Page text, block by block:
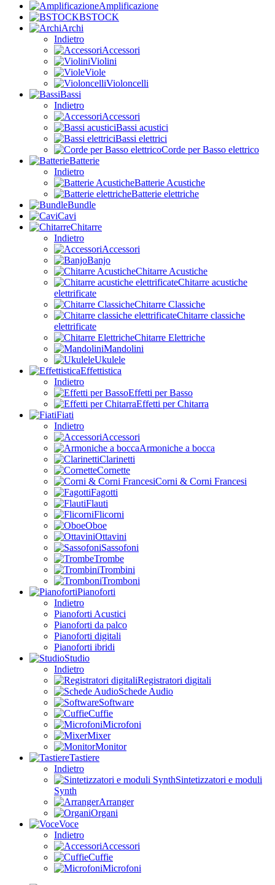
Amplificazione
BSTOCK
Archi
Indietro
Accessori
Violini
Viole
Violoncelli
Bassi
Indietro
Accessori
Bassi acustici
Bassi elettrici
Corde per Basso elettrico
Batterie
Indietro
Batterie Acustiche
Batterie elettriche
Bundle
Cavi
Chitarre
Indietro
Accessori
Banjo
Chitarre Acustiche
Chitarre acustiche
elettrificate
Chitarre Classiche
Chitarre classiche
elettrificate
Chitarre Elettriche
Mandolini
Ukulele
Effettistica
Indietro
Effetti per Basso
Effetti per Chitarra
Fiati
Indietro
Accessori
Armoniche a bocca
Clarinetti
Cornette
Corni & Corni Francesi
Fagotti
Flauti
Flicorni
Oboe
Ottavini
Sassofoni
Trombe
Trombini
Tromboni
Pianoforti
Indietro
Pianoforti Acustici
Pianoforti da palco
Pianoforti digitali
Pianoforti ibridi
Studio
Indietro
Registratori digitali
Schede Audio
Software
Cuffie
Microfoni
Mixer
Monitor
Tastiere
Indietro
Sintetizzatori e moduli
Synth
Arranger
Organi
Voce
Indietro
Accessori
Cuffie
Microfoni